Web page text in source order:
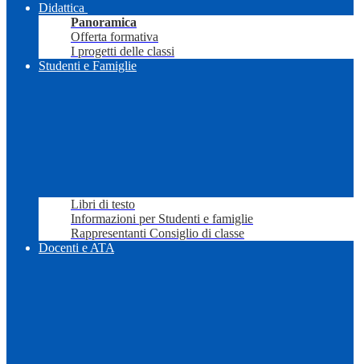
Didattica
Panoramica
Offerta formativa
I progetti delle classi
Studenti e Famiglie
Libri di testo
Informazioni per Studenti e famiglie
Rappresentanti Consiglio di classe
Docenti e ATA